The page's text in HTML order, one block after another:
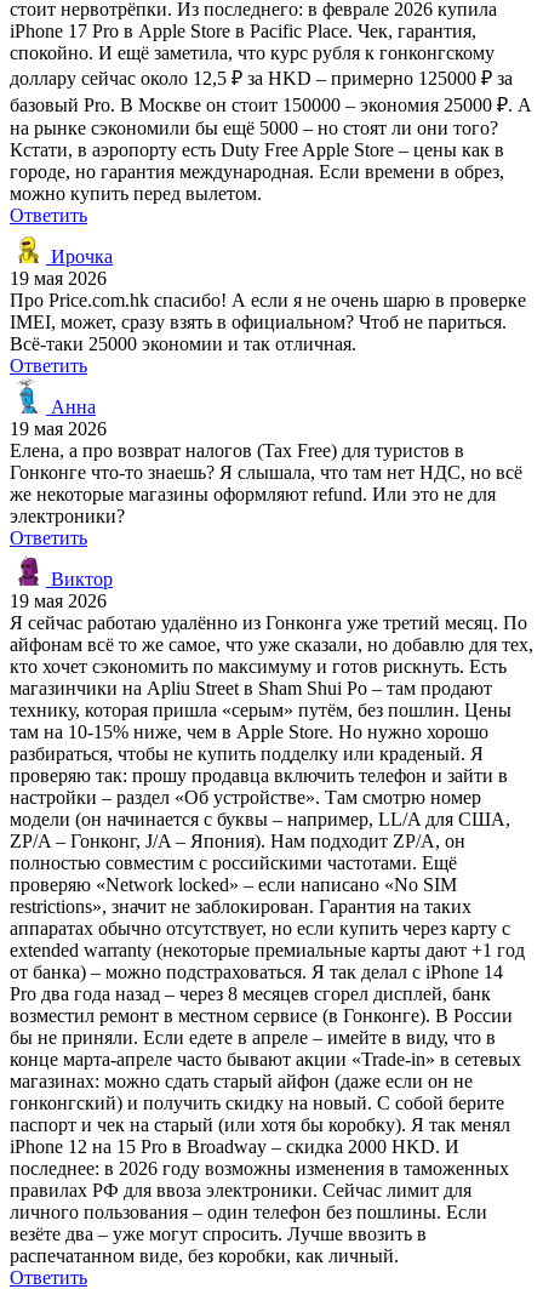
стоит нервотрёпки. Из последнего: в феврале 2026 купила
iPhone 17 Pro в Apple Store в Pacific Place. Чек, гарантия,
спокойно. И ещё заметила, что курс рубля к гонконгскому
доллару сейчас около 12,5 ₽ за HKD – примерно 125000 ₽ за
базовый Pro. В Москве он стоит 150000 – экономия 25000 ₽. А
на рынке сэкономили бы ещё 5000 – но стоят ли они того?
Кстати, в аэропорту есть Duty Free Apple Store – цены как в
городе, но гарантия международная. Если времени в обрез,
можно купить перед вылетом.
Ответить
Ирочка
19 мая 2026
Про Price.com.hk спасибо! А если я не очень шарю в проверке
IMEI, может, сразу взять в официальном? Чтоб не париться.
Всё-таки 25000 экономии и так отличная.
Ответить
Анна
19 мая 2026
Елена, а про возврат налогов (Tax Free) для туристов в
Гонконге что-то знаешь? Я слышала, что там нет НДС, но всё
же некоторые магазины оформляют refund. Или это не для
электроники?
Ответить
Виктор
19 мая 2026
Я сейчас работаю удалённо из Гонконга уже третий месяц. По
айфонам всё то же самое, что уже сказали, но добавлю для тех,
кто хочет сэкономить по максимуму и готов рискнуть. Есть
магазинчики на Apliu Street в Sham Shui Po – там продают
технику, которая пришла «серым» путём, без пошлин. Цены
там на 10-15% ниже, чем в Apple Store. Но нужно хорошо
разбираться, чтобы не купить подделку или краденый. Я
проверяю так: прошу продавца включить телефон и зайти в
настройки – раздел «Об устройстве». Там смотрю номер
модели (он начинается с буквы – например, LL/A для США,
ZP/A – Гонконг, J/A – Япония). Нам подходит ZP/A, он
полностью совместим с российскими частотами. Ещё
проверяю «Network locked» – если написано «No SIM
restrictions», значит не заблокирован. Гарантия на таких
аппаратах обычно отсутствует, но если купить через карту с
extended warranty (некоторые премиальные карты дают +1 год
от банка) – можно подстраховаться. Я так делал с iPhone 14
Pro два года назад – через 8 месяцев сгорел дисплей, банк
возместил ремонт в местном сервисе (в Гонконге). В России
бы не приняли. Если едете в апреле – имейте в виду, что в
конце марта-апреле часто бывают акции «Trade-in» в сетевых
магазинах: можно сдать старый айфон (даже если он не
гонконгский) и получить скидку на новый. С собой берите
паспорт и чек на старый (или хотя бы коробку). Я так менял
iPhone 12 на 15 Pro в Broadway – скидка 2000 HKD. И
последнее: в 2026 году возможны изменения в таможенных
правилах РФ для ввоза электроники. Сейчас лимит для
личного пользования – один телефон без пошлины. Если
везёте два – уже могут спросить. Лучше ввозить в
распечатанном виде, без коробки, как личный.
Ответить